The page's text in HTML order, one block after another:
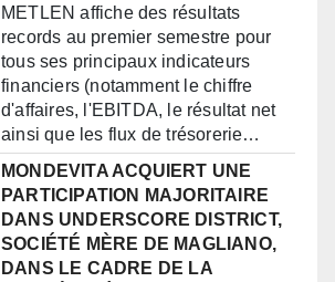
METLEN affiche des résultats
records au premier semestre pour
tous ses principaux indicateurs
financiers (notamment le chiffre
d'affaires, l'EBITDA, le résultat net
ainsi que les flux de trésorerie…
MONDEVITA ACQUIERT UNE
PARTICIPATION MAJORITAIRE
DANS UNDERSCORE DISTRICT,
SOCIÉTÉ MÈRE DE MAGLIANO,
DANS LE CADRE DE LA